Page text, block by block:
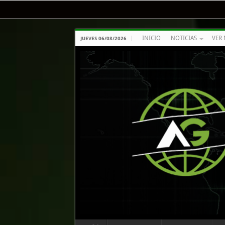
JUEVES 06/08/2026 INICIO NOTICIAS VER